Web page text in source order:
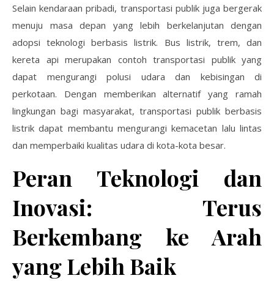
Selain kendaraan pribadi, transportasi publik juga bergerak
menuju masa depan yang lebih berkelanjutan dengan
adopsi teknologi berbasis listrik. Bus listrik, trem, dan
kereta api merupakan contoh transportasi publik yang
dapat mengurangi polusi udara dan kebisingan di
perkotaan. Dengan memberikan alternatif yang ramah
lingkungan bagi masyarakat, transportasi publik berbasis
listrik dapat membantu mengurangi kemacetan lalu lintas
dan memperbaiki kualitas udara di kota-kota besar.
Peran Teknologi dan
Inovasi: Terus
Berkembang ke Arah
yang Lebih Baik